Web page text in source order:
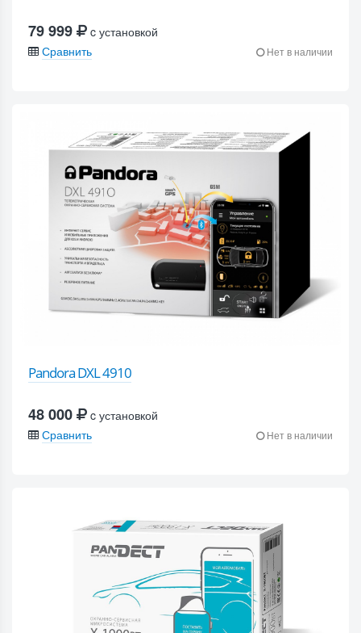
79 999
c установкой
Сравнить
Нет в наличии
Pandora DXL 4910
48 000
c установкой
Сравнить
Нет в наличии